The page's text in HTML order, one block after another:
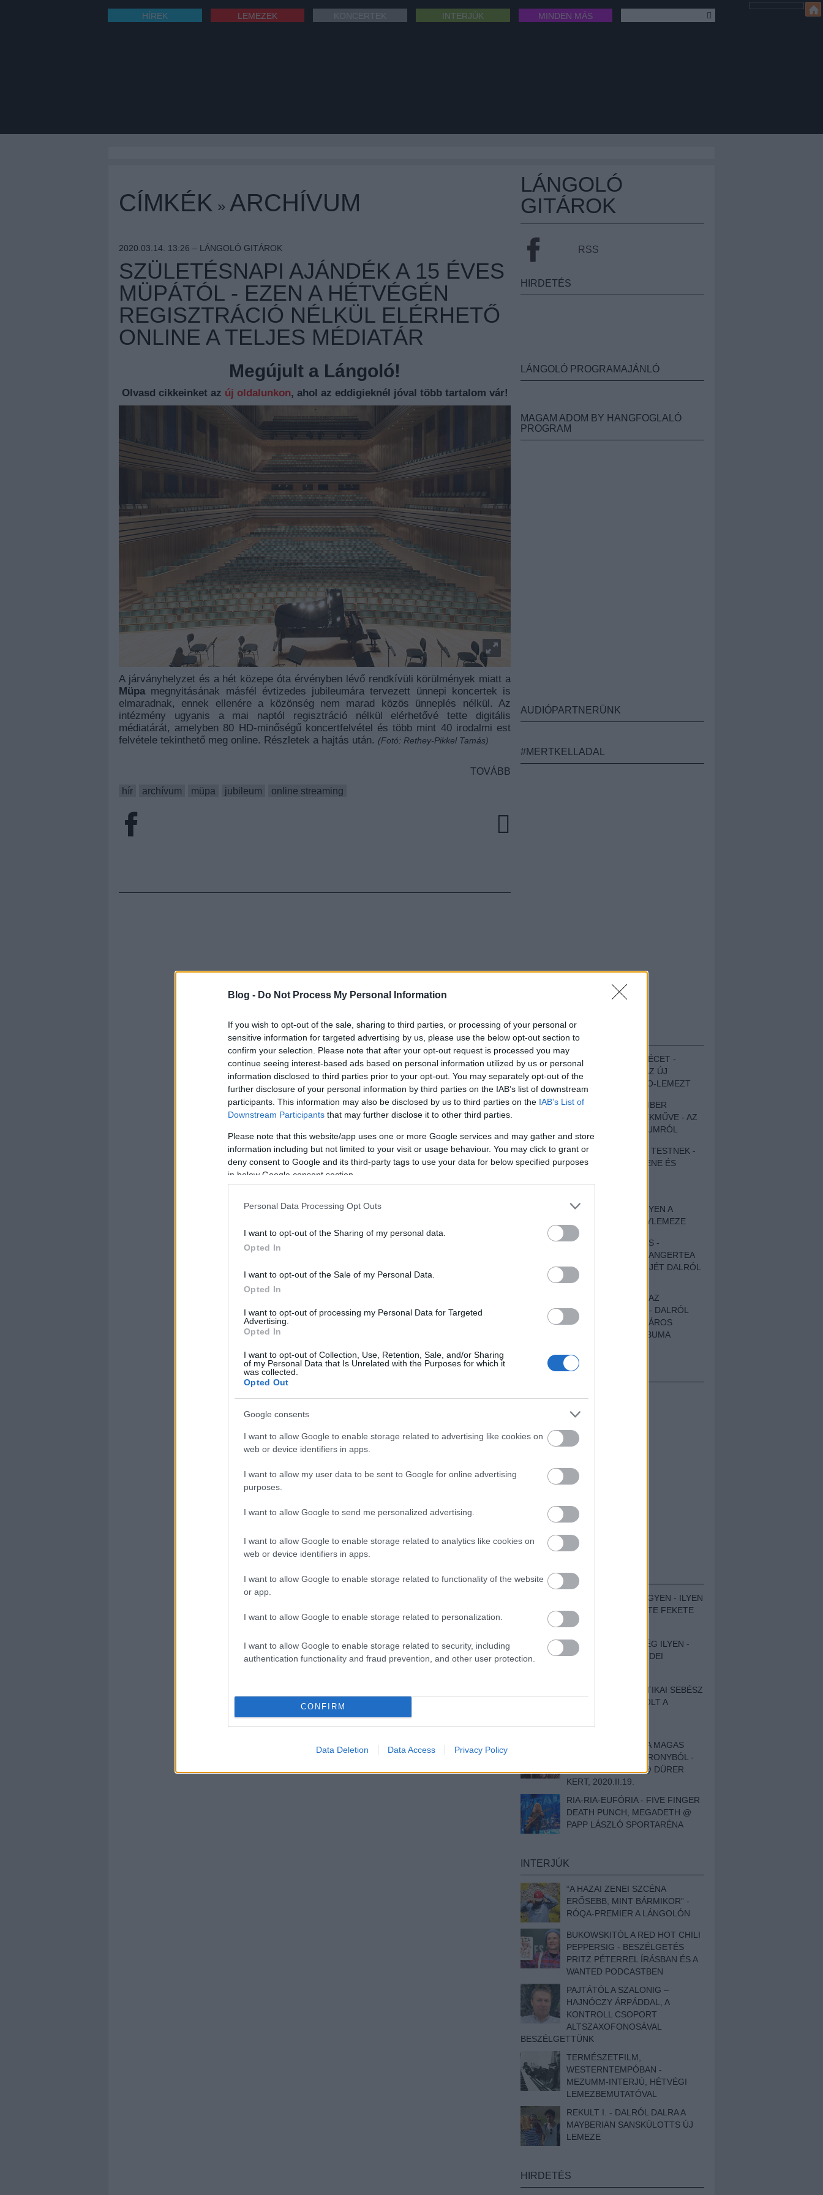
Blog - Do Not Process My Personal Information
If you wish to opt-out of the sale, sharing to third parties, or processing of your personal or
sensitive information for targeted advertising by us, please use the below opt-out section to
confirm your selection. Please note that after your opt-out request is processed you may
continue seeing interest-based ads based on personal information utilized by us or personal
information disclosed to third parties prior to your opt-out. You may separately opt-out of the
further disclosure of your personal information by third parties on the IAB’s list of downstream
participants. This information may also be disclosed by us to third parties on the IAB’s List of
Downstream Participants that may further disclose it to other third parties.
Please note that this website/app uses one or more Google services and may gather and store
information including but not limited to your visit or usage behaviour. You may click to grant or
deny consent to Google and its third-party tags to use your data for below specified purposes
in below Google consent section.
Personal Data Processing Opt Outs
I want to opt-out of the Sharing of my personal data.
Opted In
I want to opt-out of the Sale of my Personal Data.
Opted In
I want to opt-out of processing my Personal Data for Targeted
Advertising.
Opted In
I want to opt-out of Collection, Use, Retention, Sale, and/or Sharing
of my Personal Data that Is Unrelated with the Purposes for which it
was collected.
Opted Out
Google consents
I want to allow Google to enable storage related to advertising like cookies on
web or device identifiers in apps.
I want to allow my user data to be sent to Google for online advertising
purposes.
I want to allow Google to send me personalized advertising.
I want to allow Google to enable storage related to analytics like cookies on
web or device identifiers in apps.
I want to allow Google to enable storage related to functionality of the website
or app.
I want to allow Google to enable storage related to personalization.
I want to allow Google to enable storage related to security, including
authentication functionality and fraud prevention, and other user protection.
CONFIRM
Data Deletion Data Access Privacy Policy
HÍREK LEMEZEK INTERJÚK MINDEN MÁS
CÍMKÉK » ARCHÍVUM
2020.03.14. 13:26 – LÁNGOLÓ GITÁROK
SZÜLETÉSNAPI AJÁNDÉK A 15 ÉVES
MÜPÁTÓL - EZEN A HÉTVÉGÉN
REGISZTRÁCIÓ NÉLKÜL ELÉRHETŐ
ONLINE A TELJES MÉDIATÁR
Megújult a Lángoló!
Olvasd cikkeinket az új oldalunkon, ahol az eddigieknél jóval több tartalom vár!
A járványhelyzet és a hét közepe óta érvényben lévő rendkívüli körülmények miatt a
Müpamegnyitásának másfél évtizedes jubileumára tervezett ünnepi koncertek is
elmaradnak, ennek ellenére a közönség nem marad közös ünneplés nélkül. Az
intézmény ugyanis a mai naptól regisztráció nélkül elérhetővé tette digitális
médiatárát, amelyben 80 HD-minőségű koncertfelvétel és több mint 40 irodalmi est
felvétele tekinthető meg online. Részletek a hajtás után. (Fotó: Rethey-Pikkel Tamás)
TOVÁBB
hír
archívum müpa jubileum online streaming
LÁNGOLÓ
GITÁROK
RSS
HIRDETÉS
LÁNGOLÓ PROGRAMAJÁNLÓ
MAGAM ADOM BY HANGFOGLALÓ
PROGRAM
AUDIÓPARTNERÜNK
#MERTKELLADAL
EZT HALLGASD!
MEGUGROTTÁK A LÉCET -
MEGHALLGATTUK AZ ÚJ
PROTEST THE HERO-LEMEZT
EGY DÜHÖS VÉNEMBER
UNIVERZÁLIS REMEKMŰVE - AZ
ÚJ BOB DYLAN-ALBUMRÓL
ZENE LÉLEKNEK ÉS TESTNEK -
AUTENTIKUS NÉPZENE ÉS
SZOMORKODÁS - ILYEN A
KATATONIA ÚJ NAGYLEMEZE
CROCODILE NERVES -
HALLGASD MEG AZ ANGERTEA
MA MEGJELENT EP-JÉT DALRÓL
DALRA!
A FELELŐSSÉGTŐL AZ
ELLOPOTT FÖLDIG - DALRÓL
DALRA A KÉPZELT VÁROS
SAMIZDAT CÍMŰ ALBUMA
HIRDETÉS
BESZÁMOLÓK
ZENÉS TÁBOR A HEGYEN - ILYEN
VOLT A VÍRUS SZÜLTE FEKETE
ZAJ FESZTIVÁL
SOHA NEM VOLT MÉG ILYEN -
BESZÁMOLÓNK AZ IDEI
EGY HALLÁSPLASZTIKAI SEBÉSZ
NAPLÓJA - ILYEN VOLT A
DOKUMENTUMFILM
MÉLY FÉRFIBÁNAT A MAGAS
ELEFÁNTCSONTTORONYBÓL -
LEPROUS, KLONE @ DÜRER
KERT, 2020.II.19.
RIA-RIA-EUFÓRIA - FIVE FINGER
DEATH PUNCH, MEGADETH @
PAPP LÁSZLÓ SPORTARÉNA
INTERJÚK
“A HAZAI ZENEI SZCÉNA
ERŐSEBB, MINT BÁRMIKOR” -
RÓQA-PREMIER A LÁNGOLÓN
BUKOWSKITÓL A RED HOT CHILI
PEPPERSIG - BESZÉLGETÉS
PRITZ PÉTERREL ÍRÁSBAN ÉS A
WANTED PODCASTBEN
PAJTÁTÓL A SZALONIG –
HAJNÓCZY ÁRPÁDDAL, A
KONTROLL CSOPORT
ALTSZAXOFONOSÁVAL
BESZÉLGETTÜNK
TERMÉSZETFILM,
WESTERNTEMPÓBAN -
MEZUMM-INTERJÚ, HÉTVÉGI
LEMEZBEMUTATÓVAL
REKULT I. - DALRÓL DALRA A
MAYBERIAN SANSKÜLOTTS ÚJ
LEMEZE
HIRDETÉS